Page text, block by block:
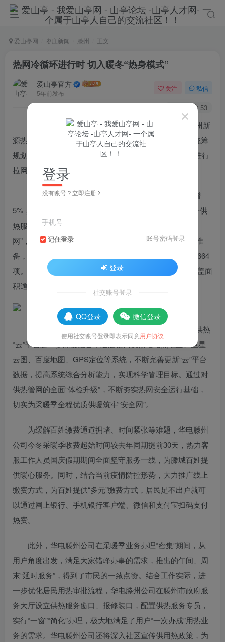
爱山亭网 枣庄新闻 滕州 正文
热网冷循环进行时 切入暖冬“热身模式”
爱山亭官方
5年前发布
关注 私信
53
枣庄新闻网讯 为做好今冬采暖季供暖工作，华电滕州新
源热电有限公司（以下简称华电滕州公司）未雨绸缪、统筹
规划。10月15日，热网注水工作已全部完成，管网正式进行
拉网冷循环，为下一步管网升温升压做好了全面“热身”。
据了解，华电滕州公司今冬供暖面积预计较去年新增
5%，并承担滕州城区100%的热源输出任务。为全力提升供
热服务水平，深度优化供给侧服务质量，筑牢供热“安全
网”，华电滕州公司提早对热网检修工作超前部署、精心准
备，七八月份开展检修工作，历时2个月完成检修项目达664
项。完成老旧小区换热站升级改造项目总计3个，供热覆盖面
积逾2万平方米，居民用热户数达320户。
今年热网检修工作通过借助“互联网+”技术手段，与供热
“云”平台进一步深度融合，通过植入换热站站点地图、卫星
云图、百度地图、GPS定位等系统，不断完善更新“云”平台
数据，提高系统综合分析能力，实现科学管理目标。通过对
供热管网的全面“体检升级”，不断夯实热网安全运行基础，
切实为采暖季全程优质供暖筑牢“安全网”。
为缓解百姓缴费通道拥堵、时间紧张等难题，华电滕州
公司今冬采暖季收费起始时间较去年同期提前30天，热力客
服工作人员国庆假期期间全面坚守服务一线，为滕城百姓提
供暖心服务。同时，结合当前疫情防控形势，大力推广线上
缴费方式，为百姓提供“多元”缴费方式，居民足不出户就可
以通过网上银行、手机银行客户端、微信和支付宝扫码支付
热费。
此外，华电滕州公司在采暖季业务办理“密集”期间，从
用户角度出发，满足大家错峰办事的需求，推出的午间、周
末“延时服务”，得到了市民的一致点赞。结合工作实际，进
一步优化居民用热审批流程，华电滕州公司在滕州市政府服
务大厅设立供热服务窗口、报修装口，配置供热服务专员，
实行“一窗”“简化”办理，极大地满足了用户“一次办成”用热业
务的需求。华电滕州公司还将深入社区宣传供用热政策，为
登录
没有账号？立即注册
手机号
记住登录 账号密码登录
登录
社交账号登录
QQ登录 微信登录
使用社交账号登录即表示同意用户协议